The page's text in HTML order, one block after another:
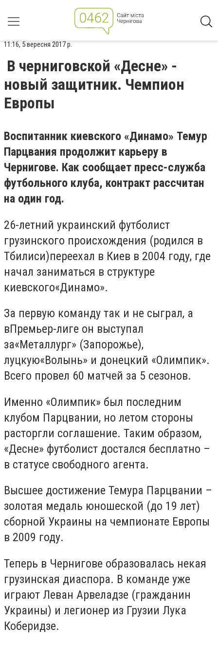
11:16, 5 вересня 2017 р.
В черниговской «Десне» -
новый защитник. Чемпион
Европы
Воспитанник киевского «Динамо» Темур
Парцвания продолжит карьеру в
Чернигове. Как сообщает пресс-служба
футбольного клуба, контракт рассчитан
на один год.
26-летний украинский футболист
грузинского происхождения (родился в
Тбилиси)переехал в Киев в 2004 году, где
начал заниматься в структуре
киевского«Динамо».
За первую команду так и не сыграл, а
вПремьер-лиге он выступал
за«Металлург» (Запорожье),
луцкую«Волынь» и донецкий «Олимпик».
Всего провел 60 матчей за 5 сезонов.
Именно «Олимпик» был последним
клубом Парцвании, но летом стороны
расторгли соглашение. Таким образом,
«Десне» футболист достался бесплатно –
в статусе свободного агента.
Высшее достижение Темура Парцвании –
золотая медаль юношеской (до 19 лет)
сборной Украины на чемпионате Европы
в 2009 году.
Теперь в Чернигове образовалась некая
грузинская диаспора. В команде уже
играют Леван Арвеладзе (гражданин
Украины) и легионер из Грузии Лука
Коберидзе.